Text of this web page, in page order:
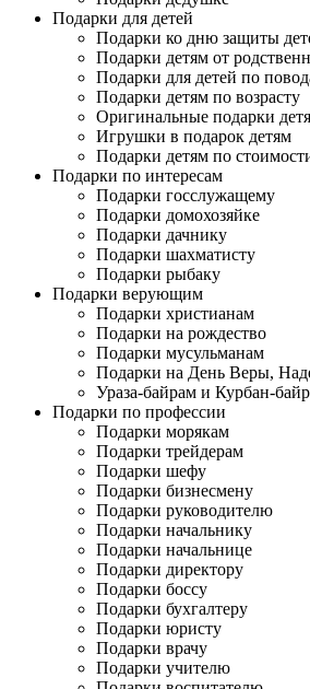
Подарки для детей
Подарки ко дню защиты
Подарки детям от
Подарки для детей по
Подарки детям по возрасту
Оригинальные подарки
Игрушки в подарок детям
Подарки детям по
Подарки по интересам
Подарки госслужащему
Подарки домохозяйке
Подарки дачнику
Подарки шахматисту
Подарки рыбаку
Подарки верующим
Подарки христианам
Подарки на рождество
Подарки мусульманам
Подарки на День Веры,
Ураза-байрам и Курбан-
Подарки по профессии
Подарки морякам
Подарки трейдерам
Подарки шефу
Подарки бизнесмену
Подарки руководителю
Подарки начальнику
Подарки начальнице
Подарки директору
Подарки боссу
Подарки бухгалтеру
Подарки юристу
Подарки врачу
Подарки учителю